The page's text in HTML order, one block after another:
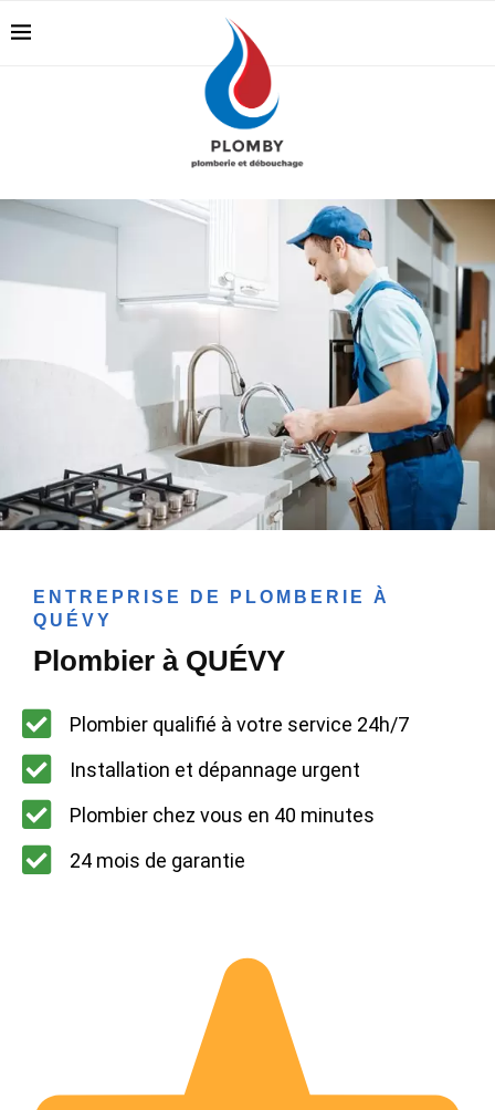
ENTREPRISE DE PLOMBERIE À
QUÉVY
Plombier à QUÉVY
Plombier qualifié à votre service 24h/7
Installation et dépannage urgent
Plombier chez vous en 40 minutes
24 mois de garantie